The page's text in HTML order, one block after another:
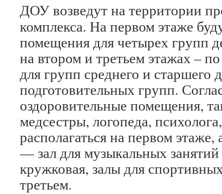
ДОУ возведут на территории
комплекса. На первом этаже
помещения для четырех групп
на втором и третьем этажах –
для групп среднего и старшего
подготовительных групп.
оздоровительные помещения,
медсестры, логопеда,
располагаться на первом
— зал для музыкальных
кружковая, залы для
третьем.